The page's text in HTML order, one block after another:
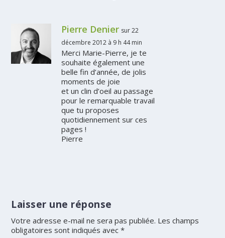
Pierre Denier sur 22
décembre 2012 à 9 h 44 min
Merci Marie-Pierre, je te
souhaite également une
belle fin d’année, de jolis
moments de joie
et un clin d’oeil au passage
pour le remarquable travail
que tu proposes
quotidiennement sur ces
pages !
Pierre
Laisser une réponse
Votre adresse e-mail ne sera pas publiée. Les champs
obligatoires sont indiqués avec*